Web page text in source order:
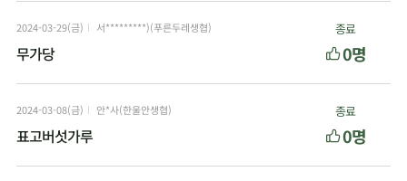
2024-03-29(금) 서*********)(푸른두레생협)
무가당
종료
0명
2024-03-08(금) 안*사(한울안생협)
표고버섯가루
종료
0명